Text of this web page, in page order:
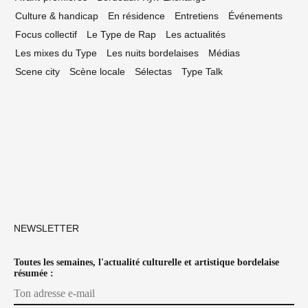
Culture & handicap
En résidence Entretiens
Événements
Focus collectif
Le Type de Rap
Les actualités
Les mixes du Type
Les nuits bordelaises
Médias
Scene city
Scène locale Sélectas Type Talk
NEWSLETTER
Toutes les semaines, l'actualité culturelle et artistique bordelaise
résumée :